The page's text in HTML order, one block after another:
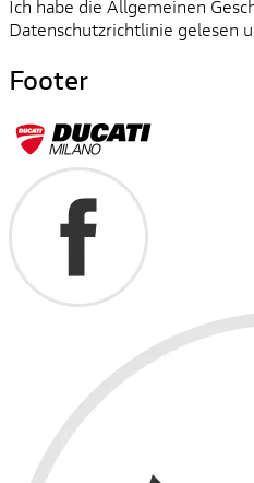
Ich habe die Allgemeinen
Datenschutzrichtlinie gelesen
Footer